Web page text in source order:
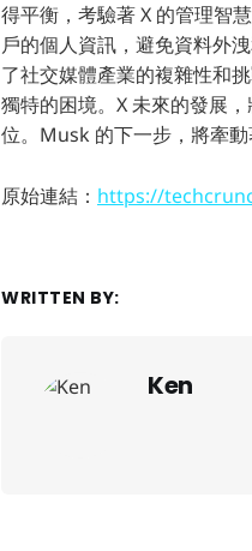
得平衡，考驗著 X 的管理智
戶的個人資訊，避免資料外
了社交媒體產業的複雜性和
獨特的困境。X 未來的發展
位。Musk 的下一步，將牽動
原始連結： https://
WRITTEN BY:
Ken